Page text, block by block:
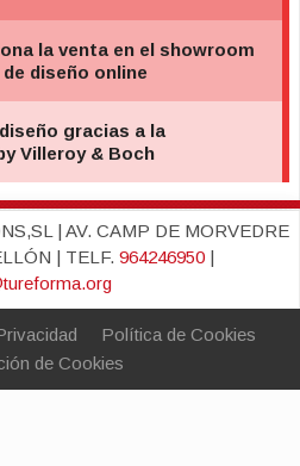
| AV. CAMP DE MORVEDRE
| TELF. 964246950|
Política de Cookies
de Cookies